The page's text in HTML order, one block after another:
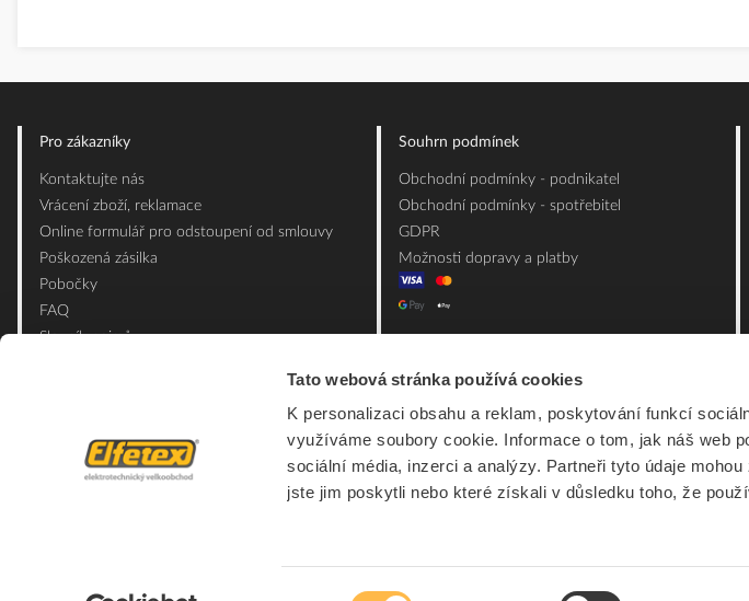
Tato webová stránka používá cookies
K personalizaci obsahu a reklam, poskytování funkcí
využíváme soubory cookie. Informace o tom, jak náš web
sociální média, inzerci a analýzy. Partneři tyto údaje
jste jim poskytli nebo které získali v důsledku toho, že
Pro zákazníky
Kontaktujte nás
Vrácení zboží, reklamace
Online formulář pro odstoupení od smlouvy
Poškozená zásilka
Pobočky
FAQ
Slovník pojmů
Souhrn podmínek
Obchodní podmínky - podnikatel
Obchodní podmínky - spotřebitel
GDPR
Možnosti dopravy a platby